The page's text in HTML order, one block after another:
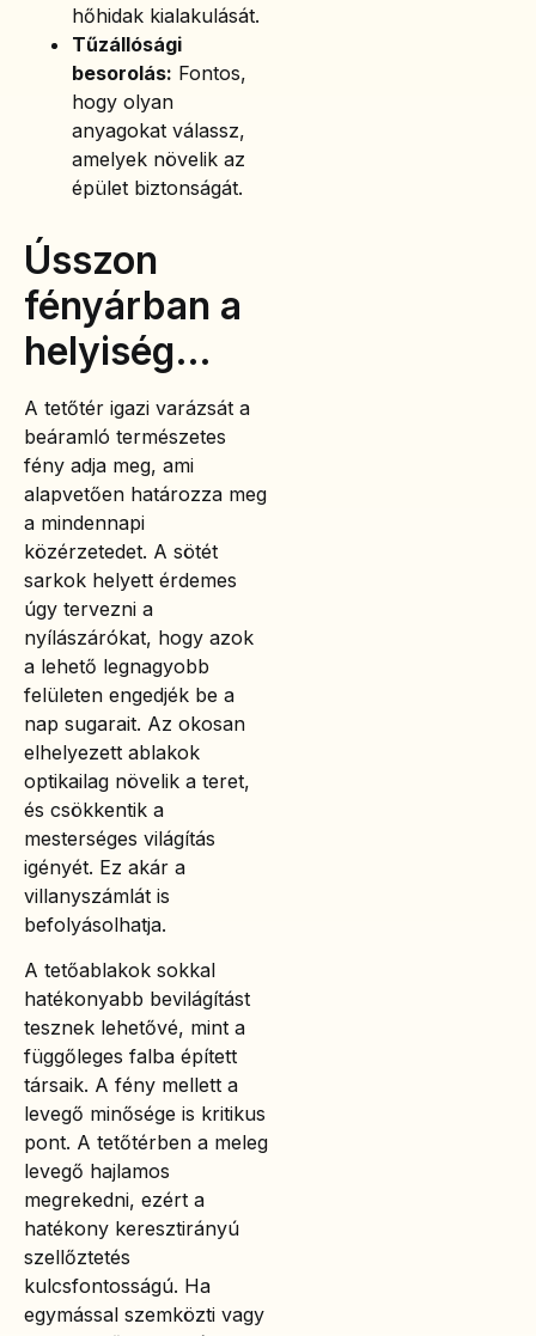
hőhidak kialakulását.
Tűzállósági
besorolás: Fontos,
hogy olyan
anyagokat válassz,
amelyek növelik az
épület biztonságát.
Ússzon
fényárban a
helyiség…
A tetőtér igazi varázsát a
beáramló természetes
fény adja meg, ami
alapvetően határozza meg
a mindennapi
közérzetedet. A sötét
sarkok helyett érdemes
úgy tervezni a
nyílászárókat, hogy azok
a lehető legnagyobb
felületen engedjék be a
nap sugarait. Az okosan
elhelyezett ablakok
optikailag növelik a teret,
és csökkentik a
mesterséges világítás
igényét. Ez akár a
villanyszámlát is
befolyásolhatja.
A tetőablakok sokkal
hatékonyabb bevilágítást
tesznek lehetővé, mint a
függőleges falba épített
társaik. A fény mellett a
levegő minősége is kritikus
pont. A tetőtérben a meleg
levegő hajlamos
megrekedni, ezért a
hatékony keresztirányú
szellőztetés
kulcsfontosságú. Ha
egymással szemközti vagy